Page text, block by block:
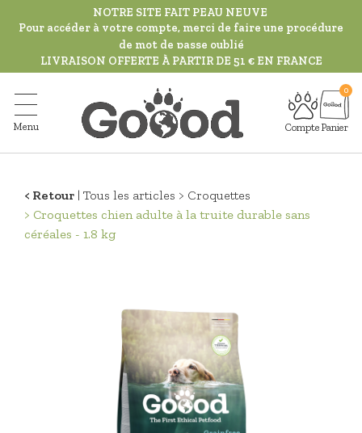
principal
NOTRE SITE FAIT PEAU NEUVE
Pour accéder à votre compte, merci de faire une procédure
de mot de passe oublié
LIVRAISON OFFERTE À PARTIR DE 51 € EN FRANCE
Menu Compte Panier
Retour Tous les articles
Croquettes
Croquettes chien adulte à la truite durable sans
céréales - 1.8 kg